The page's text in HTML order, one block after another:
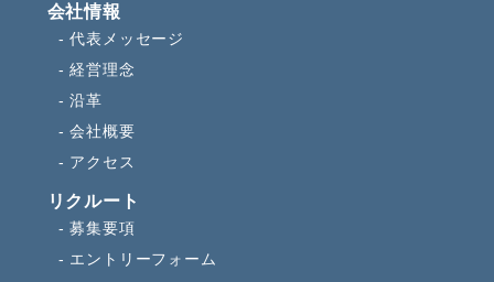
会社情報
代表メッセージ
経営理念
沿革
会社概要
アクセス
リクルート
募集要項
エントリーフォーム